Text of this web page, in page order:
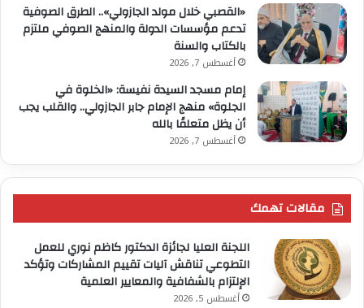
«القصبي خلال مولد الجازولي».. الطرق الصوفية
تدعم مؤسسات الدولة والمنهج الصوفي ملتزم
بالكتاب والسنة
أغسطس 7, 2026
إمام مسجد السيدة نفيسة: «الخلوة في
الجلوة» منهج الإمام جابر الجازولي.. والقلب يجب
أن يظل متعلقًا بالله
أغسطس 7, 2026
مقالات تهمك
اللجنة العليا لجائزة الدكتور كاظم نوري للعمل
التطوعي تناقش آليات تقييم المشاركات وتؤكد
الإلتزام بالشفافية والمعايير العلمية
أغسطس 5, 2026